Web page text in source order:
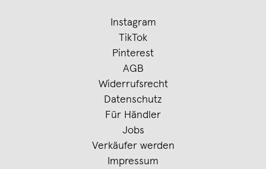
Instagram
TikTok
Pinterest
AGB
Widerrufsrecht
Datenschutz
Für Händler
Jobs
Verkäufer werden
Impressum